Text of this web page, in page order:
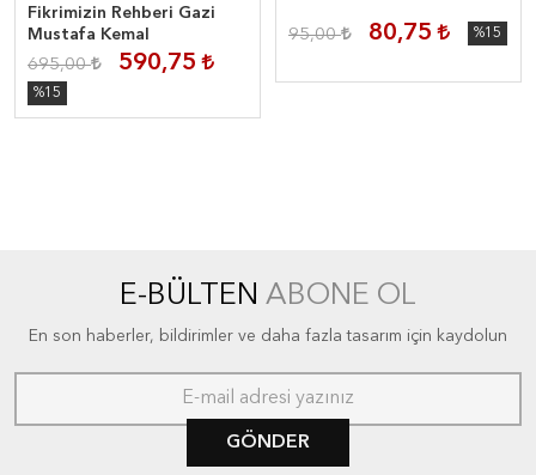
Fikrimizin Rehberi Gazi
Mustafa Kemal
695,00 590,75
%15
95,00 80,75 %15
E-BÜLTEN ABONE OL
En son haberler, bildirimler ve daha fazla tasarım için kaydolun
GÖNDER